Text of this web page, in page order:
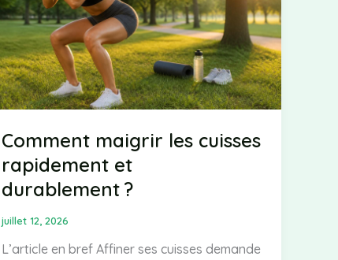
sanitaire
de
Singapour
Comment maigrir les cuisses
rapidement et
durablement ?
juillet 12, 2026
L’article en bref Affiner ses cuisses demande